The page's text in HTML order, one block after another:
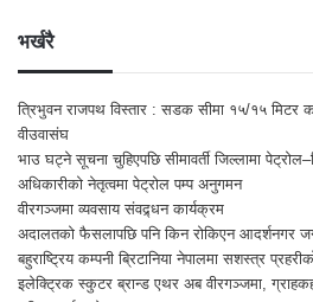
भर्खरै
त्रिभुवन राजपथ विस्तार : सडक सीमा १५/१५ मिटर
वीउवासंघ
भाउ घट्ने सूचना चुहिएपछि सीमावर्ती जिल्लामा
अधिकारीको नेतृत्वमा पेट्रोल पम्प अनुगमन
वीरगञ्जमा व्यवसाय संवद्र्धन कार्यक्रम
अदालतको फैसलापछि पनि किन रोकिएन आदर्शनगर
बहुराष्ट्रिय कम्पनी ब्रिटानिया नेपालमा सशस्त्र
इलेक्ट्रिक स्कुटर ब्रान्ड एथर अब वीरगञ्जमा,